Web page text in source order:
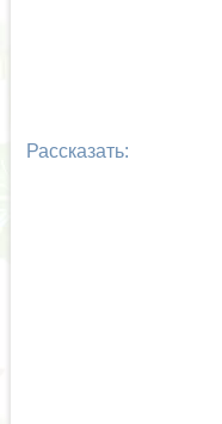
Рассказать: